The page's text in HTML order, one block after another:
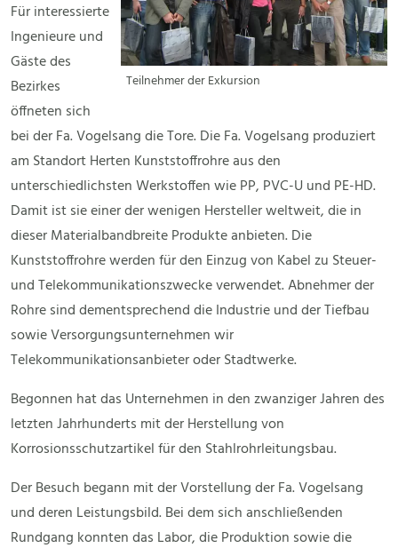
Teilnehmer der Exkursion
Für interessierte
Ingenieure und
Gäste des
Bezirkes
öffneten sich
bei der Fa. Vogelsang die Tore. Die Fa. Vogelsang produziert
am Standort Herten Kunststoffrohre aus den
unterschiedlichsten Werkstoffen wie PP, PVC-U und PE-HD.
Damit ist sie einer der wenigen Hersteller weltweit, die in
dieser Materialbandbreite Produkte anbieten. Die
Kunststoffrohre werden für den Einzug von Kabel zu Steuer-
und Telekommunikationszwecke verwendet. Abnehmer der
Rohre sind dementsprechend die Industrie und der Tiefbau
sowie Versorgungsunternehmen wir
Telekommunikationsanbieter oder Stadtwerke.
Begonnen hat das Unternehmen in den zwanziger Jahren des
letzten Jahrhunderts mit der Herstellung von
Korrosionsschutzartikel für den Stahlrohrleitungsbau.
Der Besuch begann mit der Vorstellung der Fa. Vogelsang
und deren Leistungsbild. Bei dem sich anschließenden
Rundgang konnten das Labor, die Produktion sowie die